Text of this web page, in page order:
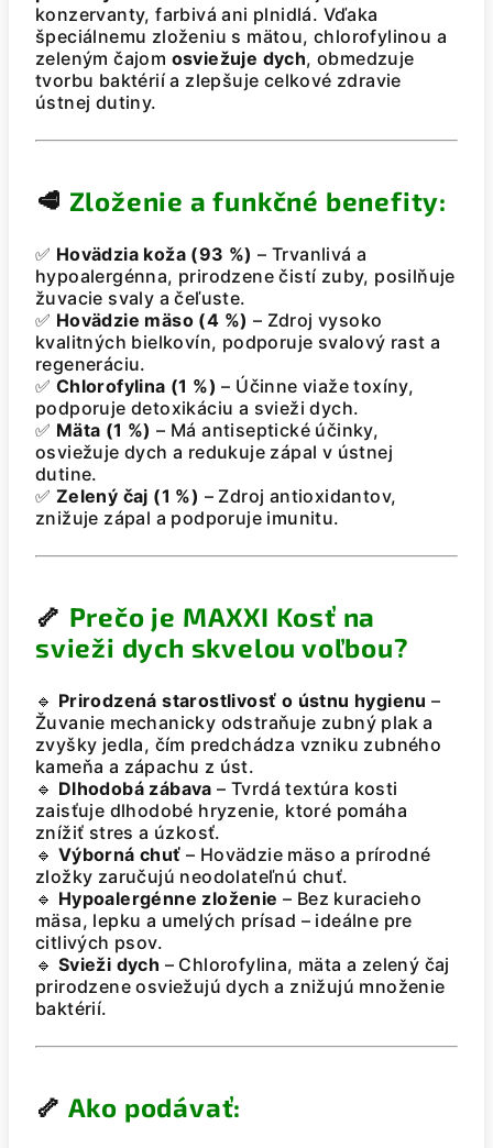
konzervanty, farbivá ani plnidlá. Vďaka
špeciálnemu zloženiu s mätou, chlorofylinou a
zeleným čajom osviežuje dych, obmedzuje
tvorbu baktérií a zlepšuje celkové zdravie
ústnej dutiny.
🥩 Zloženie a funkčné benefity:
✅ Hovädzia koža (93 %) – Trvanlivá a
hypoalergénna, prirodzene čistí zuby, posilňuje
žuvacie svaly a čeľuste.
✅ Hovädzie mäso (4 %) – Zdroj vysoko
kvalitných bielkovín, podporuje svalový rast a
regeneráciu.
✅ Chlorofylina (1 %) – Účinne viaže toxíny,
podporuje detoxikáciu a svieži dych.
✅ Mäta (1 %) – Má antiseptické účinky,
osviežuje dych a redukuje zápal v ústnej
dutine.
✅ Zelený čaj (1 %) – Zdroj antioxidantov,
znižuje zápal a podporuje imunitu.
🦴 Prečo je MAXXI Kosť na
svieži dych skvelou voľbou?
🔹 Prirodzená starostlivosť o ústnu hygienu –
Žuvanie mechanicky odstraňuje zubný plak a
zvyšky jedla, čím predchádza vzniku zubného
kameňa a zápachu z úst.
🔹 Dlhodobá zábava – Tvrdá textúra kosti
zaisťuje dlhodobé hryzenie, ktoré pomáha
znížiť stres a úzkosť.
🔹 Výborná chuť – Hovädzie mäso a prírodné
zložky zaručujú neodolateľnú chuť.
🔹 Hypoalergénne zloženie – Bez kuracieho
mäsa, lepku a umelých prísad – ideálne pre
citlivých psov.
🔹 Svieži dych – Chlorofylina, mäta a zelený čaj
prirodzene osviežujú dych a znižujú množenie
baktérií.
🦴 Ako podávať: